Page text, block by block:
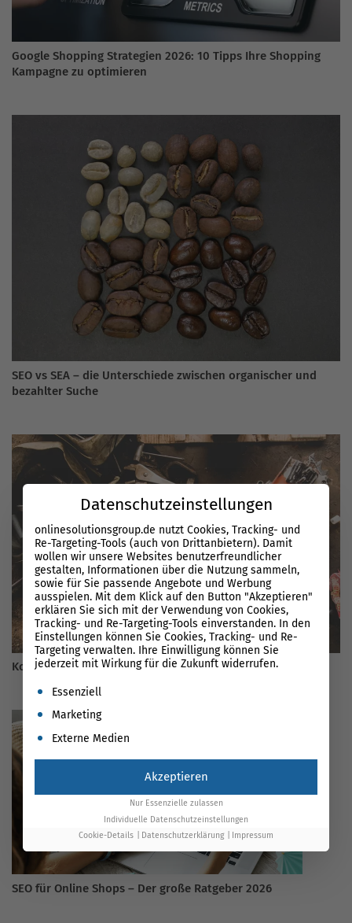
Google Shopping Strategien 2026: 10 Tipps Ihre Shopping
Kampagne zu optimieren
SEO vs SEA – die Unterschiede zwischen organischer und
bezahlter Suche
Kostenlose SEO Tools 2026: Die besten Tools im Test ✓
SEO für Online Shops – Der große Ratgeber 2026
Datenschutzeinstellungen
onlinesolutionsgroup.de nutzt Cookies, Tracking- und
Re-Targeting-Tools (auch von Drittanbietern). Damit
wollen wir unsere Websites benutzerfreundlicher
gestalten, Informationen über die Nutzung sammeln,
sowie für Sie passende Angebote und Werbung
ausspielen. Mit dem Klick auf den Button "Akzeptieren"
erklären Sie sich mit der Verwendung von Cookies,
Tracking- und Re-Targeting-Tools einverstanden. In den
Einstellungen können Sie Cookies, Tracking- und Re-
Targeting verwalten. Ihre Einwilligung können Sie
jederzeit mit Wirkung für die Zukunft widerrufen.
Es folgt eine Liste der Service-Gruppen, für die eine
Essenziell
Marketing
Externe Medien
Akzeptieren
Nur Essenzielle zulassen
Individuelle Datenschutzeinstellungen
Cookie-Details
Datenschutzerklärung Impressum